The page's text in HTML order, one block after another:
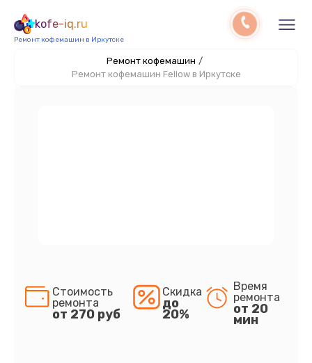
kofe-iq.ru
Ремонт кофемашин в Иркутске
Ремонт кофемашин /
Ремонт кофемашин Fellow в Иркутске
Стоимость
ремонта
от 270 руб
Скидка
до
20%
Время
ремонта
от 20
мин